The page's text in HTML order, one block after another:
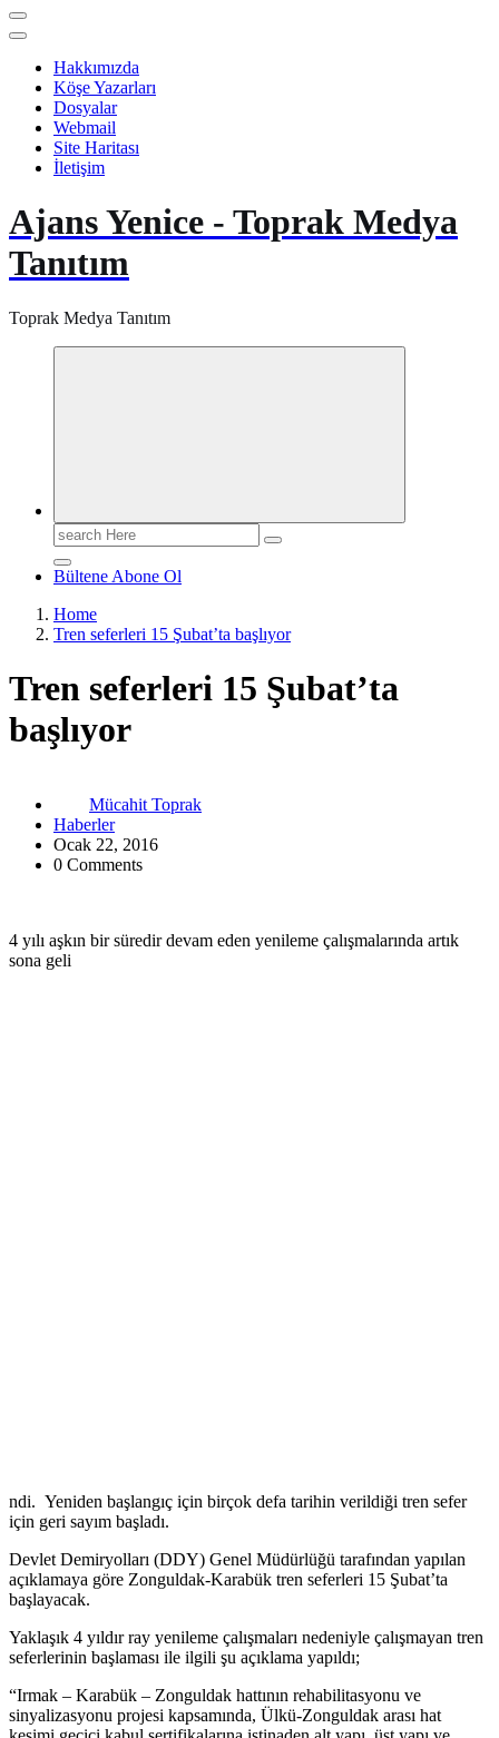
Hakkımızda
Köşe Yazarları
Dosyalar
Webmail
Site Haritası
İletişim
Ajans Yenice - Toprak Medya
Tanıtım
Toprak Medya Tanıtım
Search
for:
Bültene Abone Ol
Home
Tren seferleri 15 Şubat’ta başlıyor
Tren seferleri 15 Şubat’ta
başlıyor
Mücahit Toprak
Haberler
Ocak 22, 2016
0 Comments
4 yılı aşkın bir süredir devam eden yenileme çalışmalarında artık
sona geli
ndi. Yeniden başlangıç için birçok defa tarihin verildiği tren sefer
için geri sayım başladı.
Devlet Demiryolları (DDY) Genel Müdürlüğü tarafından yapılan
açıklamaya göre Zonguldak-Karabük tren seferleri 15 Şubat’ta
başlayacak.
Yaklaşık 4 yıldır ray yenileme çalışmaları nedeniyle çalışmayan tren
seferlerinin başlaması ile ilgili şu açıklama yapıldı;
“Irmak – Karabük – Zonguldak hattının rehabilitasyonu ve
sinyalizasyonu projesi kapsamında, Ülkü-Zonguldak arası hat